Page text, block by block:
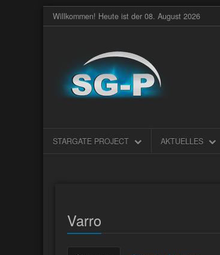
Willkommen! Heute ist der 08. August 2026
STARGATE PROJECT AKTUELLES
Varro